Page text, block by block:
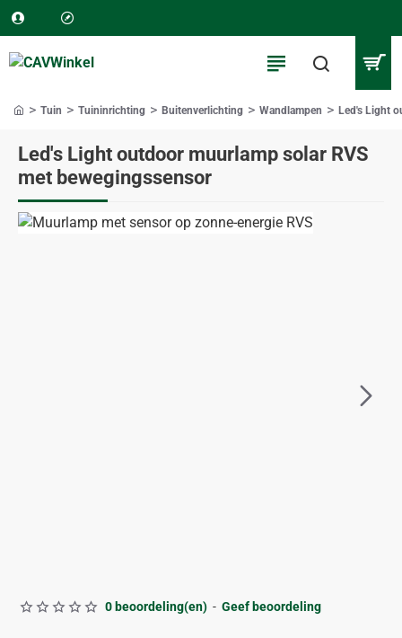
Led's Light outdoor muurlamp solar RVS
met bewegingssensor
Tuin Tuininrichting Buitenverlichting Wandlampen Led's Light
0 beoordeling(en) - Geef beoordeling